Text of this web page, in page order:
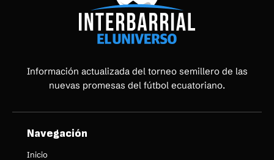
Información actualizada del torneo semillero de las
nuevas promesas del fútbol ecuatoriano.
Navegación
Inicio